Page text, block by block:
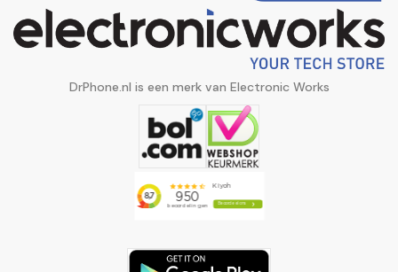
DrPhone.nl is een merk van Electronic Works